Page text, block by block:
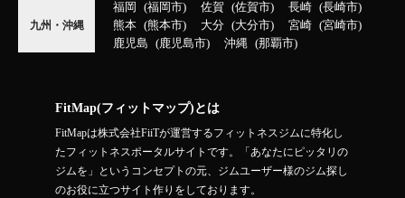
九州・沖縄
福岡 福岡市 佐賀 佐賀市 長崎
長崎市
熊本
熊本市 大分 大分市 宮崎
宮崎市
鹿児島
鹿児島市 沖縄 那覇市
FitMap(フィットマップ)とは
FitMapは株式会社FiiTが運営するフィットネスジムに特化し
たフィットネスポータルサイトです。「あなたにピッタリの
ジムを」というコンセプトの元、ジムユーザー様のジム探し
のお役に立つサイト作りをしております。